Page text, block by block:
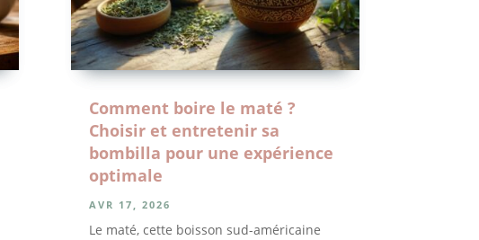
Comment boire le maté ?
Choisir et entretenir sa
bombilla pour une expérience
optimale
AVR 17, 2026
Le maté, cette boisson sud-américaine